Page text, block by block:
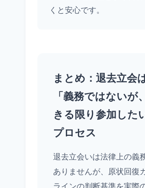
くと安心です。
まとめ：退去立会
「義務ではないが
きる限り参加した
プロセス
退去立会いは法律上の義
ありませんが、原状回復
ラインの判断基準を実際